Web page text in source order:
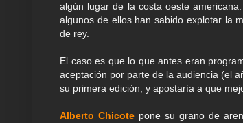
algún lugar de la costa oeste
algunos de ellos han sabido explotar la
de rey.
El caso es que lo que antes eran
aceptación por parte de la audiencia (el
su primera edición, y apostaría a que
Alberto Chicote pone su grano de